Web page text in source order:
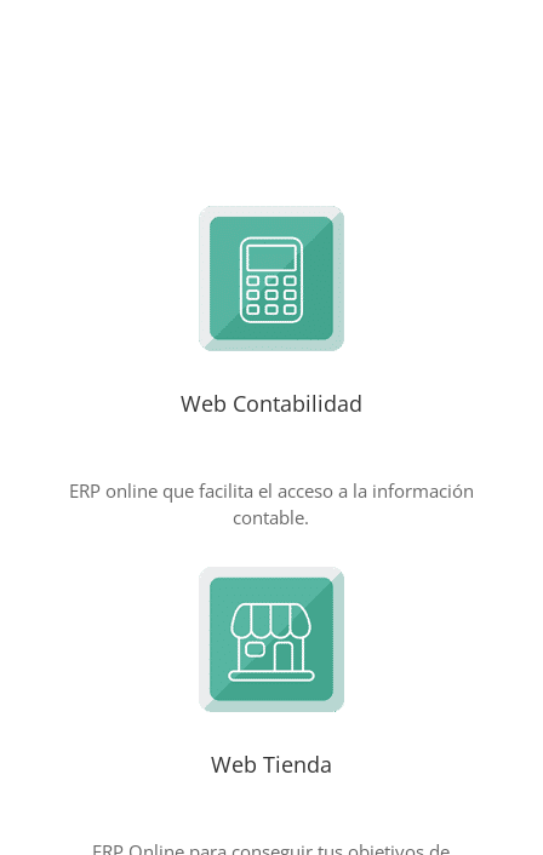
Web Contabilidad
ERP online que facilita el acceso a la información
contable.
Web Tienda